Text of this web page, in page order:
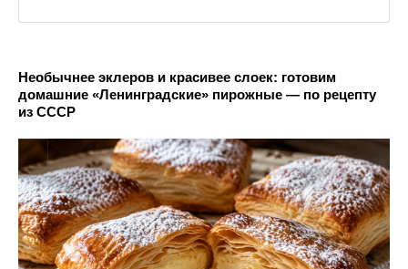
Необычнее эклеров и красивее слоек: готовим
домашние «Ленинградские» пирожные — по рецепту
из СССР